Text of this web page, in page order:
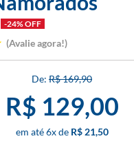
-24% OFF
Avalie agora!
R$ 169,90
R$ 129,00
6x R$ 21,50